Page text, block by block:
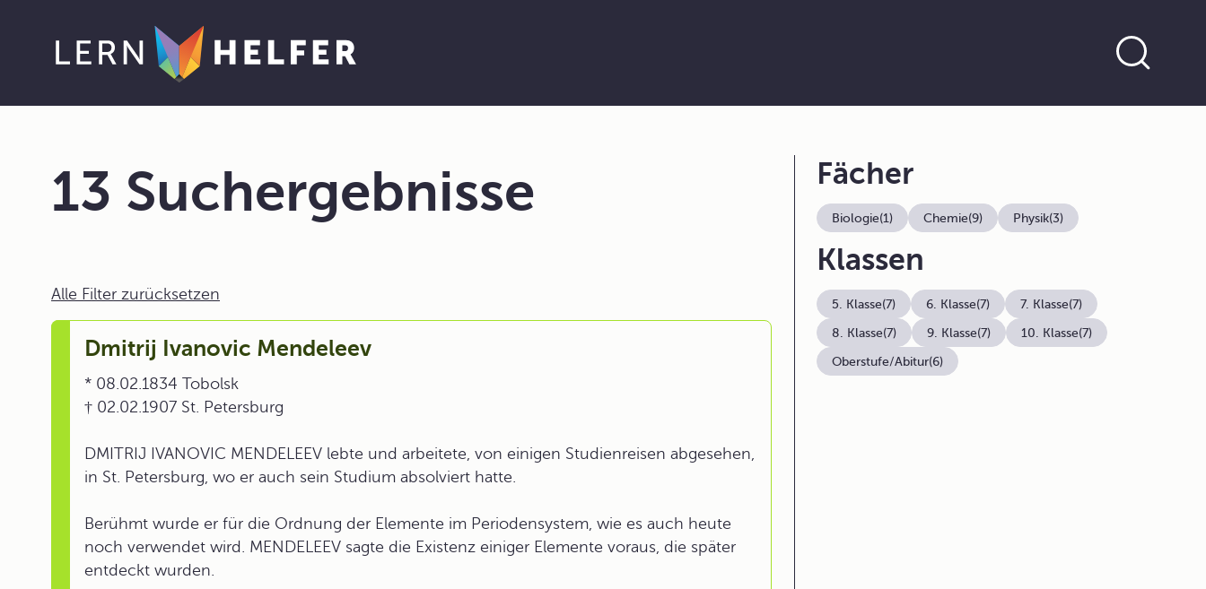
13 Suchergebnisse
Alle Filter zurücksetzen
Dmitrij Ivanovic Mendeleev
* 08.02.1834 Tobolsk
† 02.02.1907 St. Petersburg
DMITRIJ IVANOVIC MENDELEEV lebte und arbeitete, von einigen Studienreisen abgesehen,
in St. Petersburg, wo er auch sein Studium absolviert hatte.
Berühmt wurde er für die Ordnung der Elemente im Periodensystem, wie es auch heute
noch verwendet wird. MENDELEEV sagte die Existenz einiger Elemente voraus, die später
entdeckt wurden.
Fächer
Biologie(1) Chemie(9) Physik(3)
Klassen
5. Klasse(7) 6. Klasse(7) 7. Klasse(7)
8. Klasse(7) 9. Klasse(7) 10. Klasse(7)
Oberstufe/Abitur(6)